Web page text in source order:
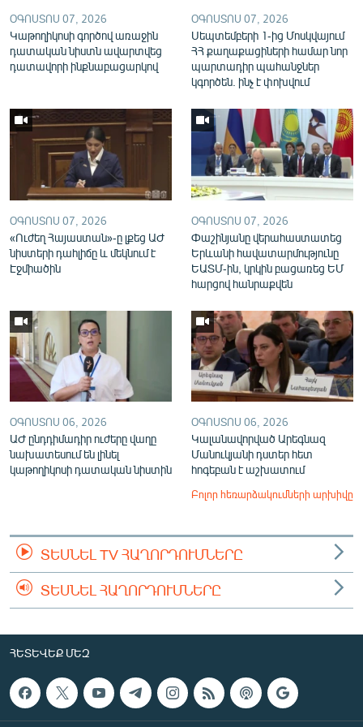
English
Русский
«Ազատության» բոլոր կայքերը
ՕԳՈՍՏՈՍ 07, 2026
Կաթողիկոսի գործով առաջին
դատական նիստն ավարտվեց
դատավորի ինքնաբացարկով
ՕԳՈՍՏՈՍ 07, 2026
Սեպտեմբերի 1-ից Մոսկվայում
ՀՀ քաղաքացիների համար նոր
պարտադիր պահանջներ
կգործեն. ինչ է փոխվում
ՕԳՈՍՏՈՍ 07, 2026
«Ուժեղ Հայաստան»-ը լքեց ԱԺ
նիստերի դահլիճը և մեկնում է
Էջմիածին
ՕԳՈՍՏՈՍ 07, 2026
Փաշինյանը վերահաստատեց
Երևանի հավատարմությունը
ԵԱՏՄ-ին, կրկին բացառեց ԵՄ
հարցով հանրաքվեն
ՕԳՈՍՏՈՍ 06, 2026
ԱԺ ընդդիմադիր ուժերը վաղը
նախատեսում են լինել
կաթողիկոսի դատական նիստին
ՕԳՈՍՏՈՍ 06, 2026
Կալանավորված Արեգնազ
Մանուկյանի դստեր հետ
հոգեբան է աշխատում
Բոլոր հեռարձակումների արխիվը
ՏԵՍՆԵԼ TV ՀԱՂՈՐԴՈՒՄՆԵՐԸ
ՏԵՍՆԵԼ ՀԱՂՈՐԴՈՒՄՆԵՐԸ
ՀԵՏԵՎԵՔ ՄԵԶ